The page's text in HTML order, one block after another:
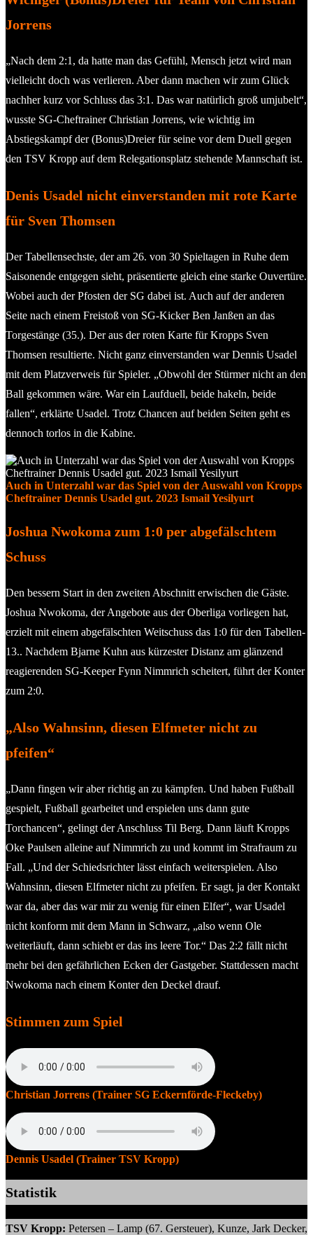
Jorrens
„Nach dem 2:1, da hatte man das Gefühl, Mensch jetzt wird man
vielleicht doch was verlieren. Aber dann machen wir zum Glück
nachher kurz vor Schluss das 3:1. Das war natürlich groß umjubelt“,
wusste SG-Cheftrainer Christian Jorrens, wie wichtig im
Abstiegskampf der (Bonus)Dreier für seine vor dem Duell gegen
den TSV Kropp auf dem Relegationsplatz stehende Mannschaft ist.
Denis Usadel nicht einverstanden mit rote Karte
für Sven Thomsen
Der Tabellensechste, der am 26. von 30 Spieltagen in Ruhe dem
Saisonende entgegen sieht, präsentierte gleich eine starke Ouvertüre.
Wobei auch der Pfosten der SG dabei ist. Auch auf der anderen
Seite nach einem Freistoß von SG-Kicker Ben Janßen an das
Torgestänge (35.). Der aus der roten Karte für Kropps Sven
Thomsen resultierte. Nicht ganz einverstanden war Dennis Usadel
mit dem Platzverweis für Spieler. „Obwohl der Stürmer nicht an den
Ball gekommen wäre. War ein Laufduell, beide hakeln, beide
fallen“, erklärte Usadel. Trotz Chancen auf beiden Seiten geht es
dennoch torlos in die Kabine.
Auch in Unterzahl war das Spiel von der Auswahl von Kropps
Cheftrainer Dennis Usadel gut. 2023 Ismail Yesilyurt
Joshua Nwokoma zum 1:0 per abgefälschtem
Schuss
Den bessern Start in den zweiten Abschnitt erwischen die Gäste.
Joshua Nwokoma, der Angebote aus der Oberliga vorliegen hat,
erzielt mit einem abgefälschten Weitschuss das 1:0 für den Tabellen-
13.. Nachdem Bjarne Kuhn aus kürzester Distanz am glänzend
reagierenden SG-Keeper Fynn Nimmrich scheitert, führt der Konter
zum 2:0.
„Also Wahnsinn, diesen Elfmeter nicht zu
pfeifen“
„Dann fingen wir aber richtig an zu kämpfen. Und haben Fußball
gespielt, Fußball gearbeitet und erspielen uns dann gute
Torchancen“, gelingt der Anschluss Til Berg. Dann läuft Kropps
Oke Paulsen alleine auf Nimmrich zu und kommt im Strafraum zu
Fall. „Und der Schiedsrichter lässt einfach weiterspielen. Also
Wahnsinn, diesen Elfmeter nicht zu pfeifen. Er sagt, ja der Kontakt
war da, aber das war mir zu wenig für einen Elfer“, war Usadel
nicht konform mit dem Mann in Schwarz, „also wenn Ole
weiterläuft, dann schiebt er das ins leere Tor.“ Das 2:2 fällt nicht
mehr bei den gefährlichen Ecken der Gastgeber. Stattdessen macht
Nwokoma nach einem Konter den Deckel drauf.
Stimmen zum Spiel
Christian Jorrens (Trainer SG Eckernförde-Fleckeby)
Dennis Usadel (Trainer TSV Kropp)
Statistik
TSV Kropp: Petersen – Lamp (67. Gersteuer), Kunze, Jark Decker,